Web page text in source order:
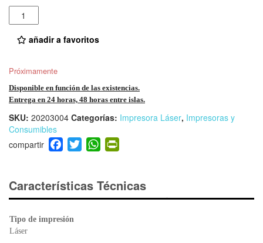
Cantidad
añadir a favoritos
Próximamente
Disponible en función de las existencias.
Entrega en 24 horas, 48 horas entre islas.
SKU: 20203004 Categorías: Impresora Láser, Impresoras y
Consumibles
F
a
e
b
o
o
T
wi
er
W
h
s
A
ri
e
Características Técnicas
Tipo de impresión
Láser